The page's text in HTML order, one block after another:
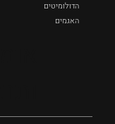
הדולומיטים
האגמים